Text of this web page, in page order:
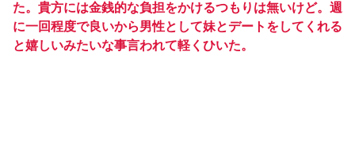
た。貴方には金銭的な負担をかけるつもりは無いけど。週
に一回程度で良いから男性として妹とデートをしてくれる
と嬉しいみたいな事言われて軽くひいた。